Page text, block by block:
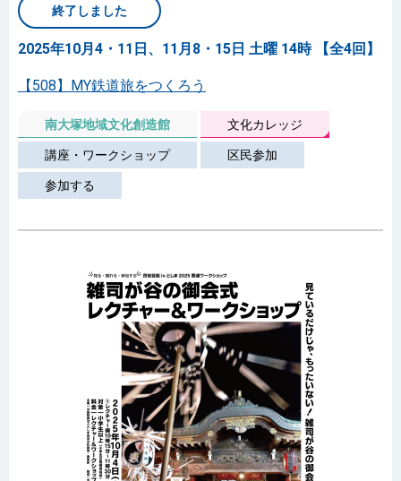
終了しました
2025年10月4・11日、11月8・15日 土曜 14時 【全4回】
【508】MY鉄道旅をつくろう
南大塚地域文化創造館 文化カレッジ
講座・ワークショップ 区民参加
参加する